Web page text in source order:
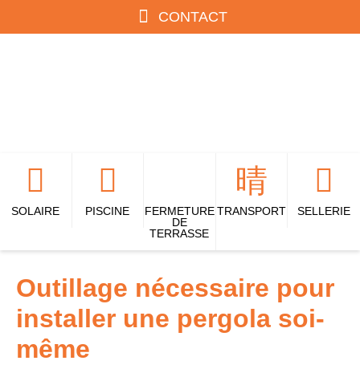
CONTACT
SOLAIRE PISCINE
FERMETURE
DE
TERRASSE
TRANSPORT SELLERIE
Outillage nécessaire pour
installer une pergola soi-
même